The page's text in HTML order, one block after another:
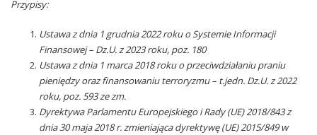
Przypisy:
Ustawa z dnia 1 grudnia 2022 roku o Systemie Informacji
Finansowej – Dz.U. z 2023 roku, poz. 180
Ustawa z dnia 1 marca 2018 roku o przeciwdziałaniu praniu
pieniędzy oraz finansowaniu terroryzmu – t.jedn. Dz.U. z 2022
roku, poz. 593ze zm.
Dyrektywa Parlamentu Europejskiego i Rady (UE) 2018/843 z
dnia 30maja 2018 r. zmieniająca dyrektywę (UE) 2015/849 w